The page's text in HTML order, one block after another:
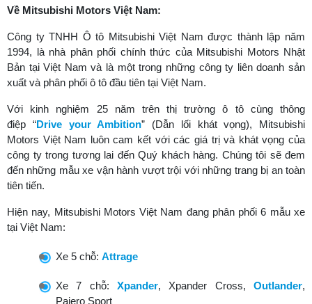
Về Mitsubishi Motors Việt Nam:
Công ty TNHH Ô tô Mitsubishi Việt Nam được thành lập năm
1994, là nhà phân phối chính thức của Mitsubishi Motors Nhật
Bản tại Việt Nam và là một trong những công ty liên doanh sản
xuất và phân phối ô tô đầu tiên tại Việt Nam.
Với kinh nghiệm 25 năm trên thị trường ô tô cùng thông
điệp “Drive your Ambition” (Dẫn lối khát vọng), Mitsubishi
Motors Việt Nam luôn cam kết với các giá trị và khát vọng của
công ty trong tương lai đến Quý khách hàng. Chúng tôi sẽ đem
đến những mẫu xe vận hành vượt trội với những trang bị an toàn
tiên tiến.
Hiện nay, Mitsubishi Motors Việt Nam đang phân phối 6 mẫu xe
tại Việt Nam:
Xe 5 chỗ: Attrage
Xe 7 chỗ: Xpander, Xpander Cross, Outlander,
Pajero Sport